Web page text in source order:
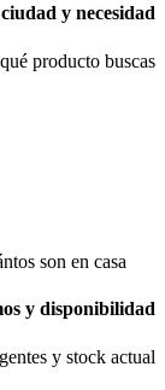
y necesidad
producto buscas
son en casa
y disponibilidad
y stock actual